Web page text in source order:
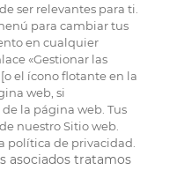
ser relevantes para ti.
para cambiar tus
en cualquier
«Gestionar las
el ícono flotante en la
web, si
la página web. Tus
nuestro Sitio web.
política de privacidad.
asociados tratamos